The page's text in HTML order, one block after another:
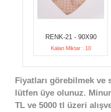
RENK-21 - 90X90
Kalan Miktar : 10
Fiyatları görebilmek
lütfen üye olunuz.
TL ve 5000 tl üzeri